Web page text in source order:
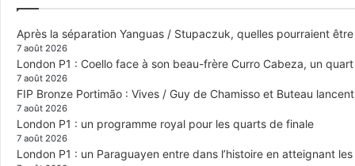
Après la séparation Yanguas / Stupaczuk, quelles pourraient
7 août 2026
London P1 : Coello face à son beau-frère Curro Cabeza, un
7 août 2026
FIP Bronze Portimão : Vives / Guy de Chamisso et Buteau
7 août 2026
London P1 : un programme royal pour les quarts de finale
7 août 2026
London P1 : un Paraguayen entre dans l’histoire en atteignant